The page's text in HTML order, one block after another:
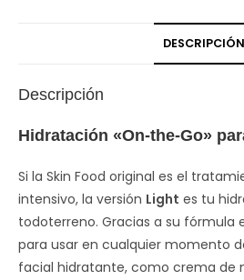
DESCRIPCIÓN
Descripción
Hidratación «On-the-Go»
Si la Skin Food original es el
intensivo, la versión Light es tu
todoterreno. Gracias a su fórmula
para usar en cualquier momento
facial hidratante, como crema de